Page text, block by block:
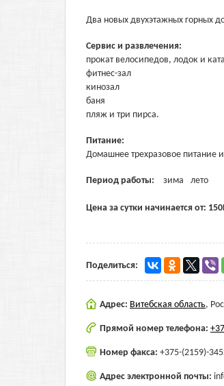
Два новых двухэтажных горных
Сервис и развлечения:
прокат велосипедов, лодок и
фитнес-зал
кинозал
баня
пляж и три пирса.
Питание:
Домашнее трехразовое питание
Период работы: зима лето
Цена за сутки начинается от: 150
Поделиться:
Адрес: Витебская область,
Прямой номер телефона:
Номер факса: +375-(2159)-
Адрес электронной почты: